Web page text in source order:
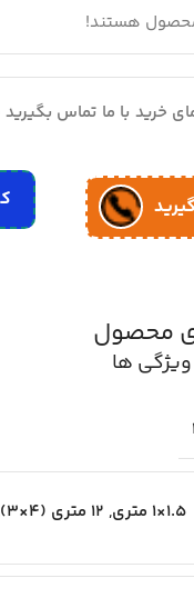
هستند!
خرید با ما تماس
محصول
ها
1.5×1 متری , 12 متری (4×3)